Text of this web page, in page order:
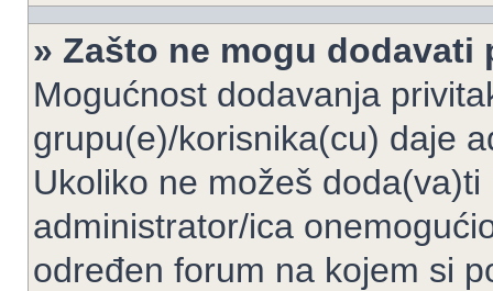
» Zašto ne mogu dodavati
Mogućnost dodavanja
grupu(e)/korisnika(cu) daje
Ukoliko ne možeš
administrator/ica
određen forum na kojem si